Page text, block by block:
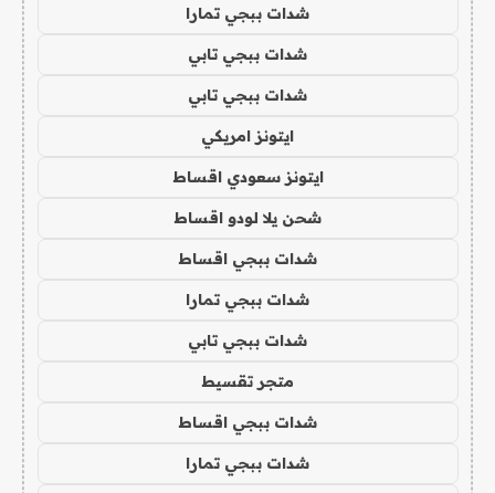
شدات ببجي تمارا
شدات ببجي تابي
شدات ببجي تابي
ايتونز امريكي
ايتونز سعودي اقساط
شحن يلا لودو اقساط
شدات ببجي اقساط
شدات ببجي تمارا
شدات ببجي تابي
متجر تقسيط
شدات ببجي اقساط
شدات ببجي تمارا